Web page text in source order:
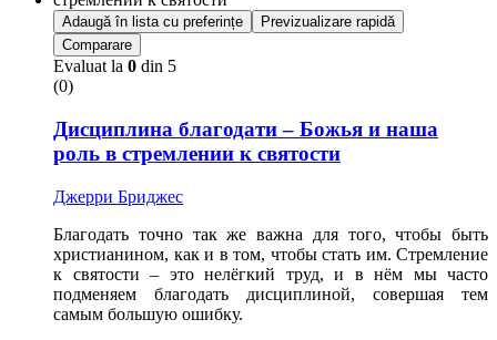
Adaugă în lista cu preferințe
Previzualizare rapidă
Comparare
Evaluat la 0 din 5
(0)
Дисциплина благодати – Божья и наша
роль в стремлении к святости
Джерри Бриджес
Благодать точно так же важна для того, чтобы быть
христианином, как и в том, чтобы стать им. Стремление
к святости – это нелёгкий труд, и в нём мы часто
подменяем благодать дисциплиной, совершая тем
самым большую ошибку.